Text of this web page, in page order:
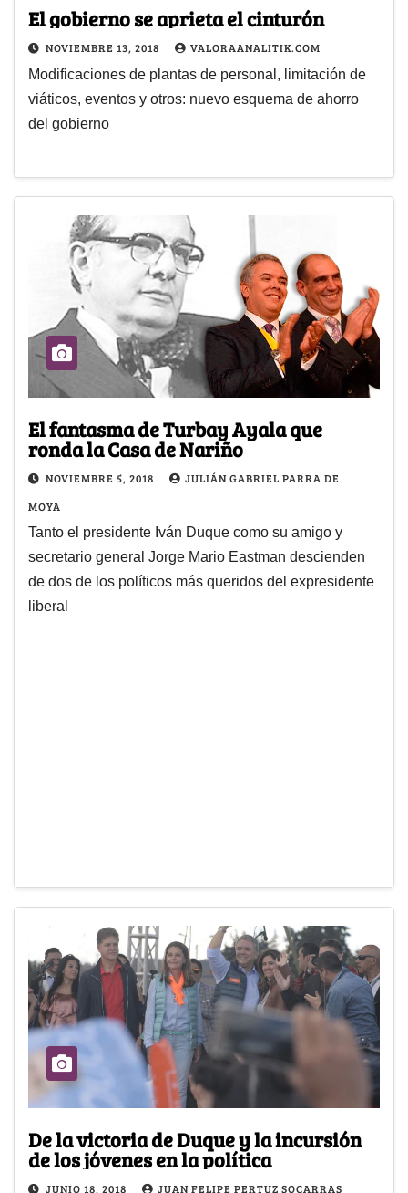
El gobierno se aprieta el cinturón
NOVIEMBRE 13, 2018 VALORAANALITIK.COM
Modificaciones de plantas de personal, limitación de
viáticos, eventos y otros: nuevo esquema de ahorro
del gobierno
El fantasma de Turbay Ayala que
ronda la Casa de Nariño
NOVIEMBRE 5, 2018
JULIÁN GABRIEL PARRA DE
MOYA
Tanto el presidente Iván Duque como su amigo y
secretario general Jorge Mario Eastman descienden
de dos de los políticos más queridos del expresidente
liberal
De la victoria de Duque y la incursión
de los jóvenes en la política
JUNIO 18, 2018 JUAN FELIPE PERTUZ SOCARRAS